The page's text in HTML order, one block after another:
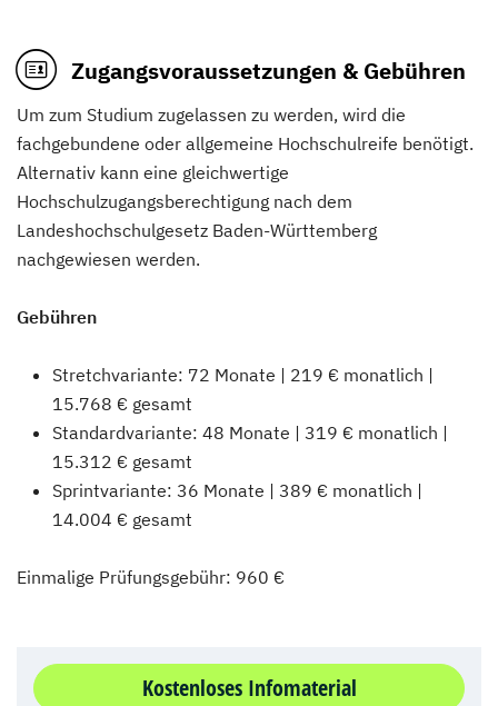
Zugangsvoraussetzungen & Gebühren
Um zum Studium zugelassen zu werden, wird die
fachgebundene oder allgemeine Hochschulreife benötigt.
Alternativ kann eine gleichwertige
Hochschulzugangsberechtigung nach dem
Landeshochschulgesetz Baden-Württemberg
nachgewiesen werden.
Gebühren
Stretchvariante: 72 Monate | 219 € monatlich |
15.768 € gesamt
Standardvariante: 48 Monate | 319 € monatlich |
15.312 € gesamt
Sprintvariante: 36 Monate | 389 € monatlich |
14.004 € gesamt
Einmalige Prüfungsgebühr: 960 €
Kostenloses Infomaterial